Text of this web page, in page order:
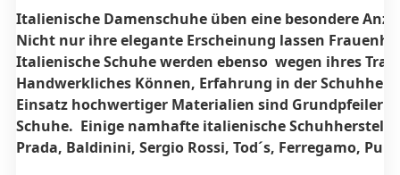
Italienische Damenschuhe üben eine besondere
Nicht nur ihre elegante Erscheinung lassen
Italienische Schuhe werden ebenso wegen ihres
Handwerkliches Können, Erfahrung in der
Einsatz hochwertiger Materialien sind Grundpfeiler
Schuhe. Einige namhafte italienische
Prada, Baldinini, Sergio Rossi, Tod´s, Ferregamo,